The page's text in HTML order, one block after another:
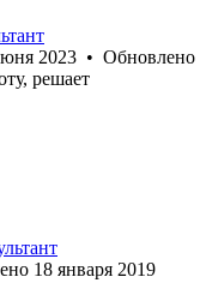
2023 • Обновлено
решает
18 января 2019